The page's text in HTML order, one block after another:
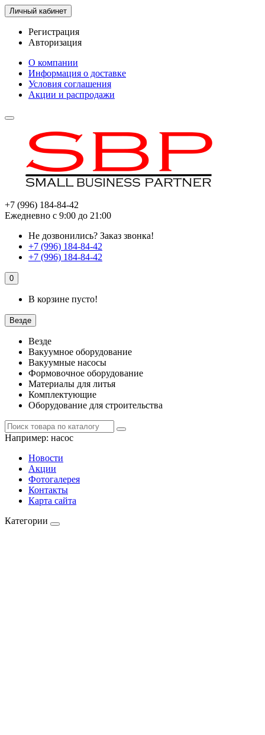
Личный кабинет
Регистрация
Авторизация
О компании
Информация о доставке
Условия соглашения
Акции и распродажи
+7 (996) 184-84-42
Ежедневно с 9:00 до 21:00
Не дозвонились? Заказ звонка!
+7 (996) 184-84-42
+7 (996) 184-84-42
0
В корзине пусто!
Везде
Везде
Вакуумное оборудование
Вакуумные насосы
Формовочное оборудование
Материалы для литья
Комплектующие
Оборудование для строительства
Например: насос
Новости
Акции
Фотогалерея
Контакты
Карта сайта
Категории